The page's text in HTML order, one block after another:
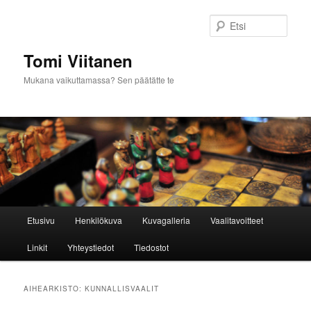
Tomi Viitanen
Mukana vaikuttamassa? Sen päätätte te
Etusivu Henkilökuva Kuvagalleria Vaalitavoitteet
Linkit Yhteystiedot Tiedostot
AIHEARKISTO:KUNNALLISVAALIT